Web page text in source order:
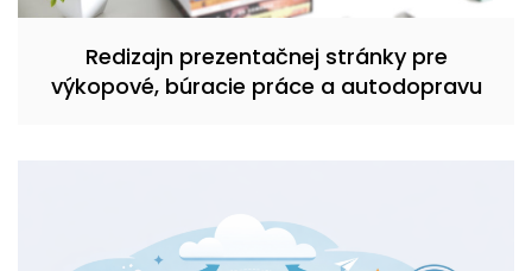
Redizajn prezentačnej stránky pre
výkopové, búracie práce a autodopravu